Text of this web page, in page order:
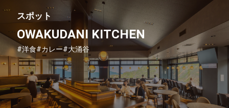
スポット
OWAKUDANI KITCHEN
#洋食#カレー#大涌谷